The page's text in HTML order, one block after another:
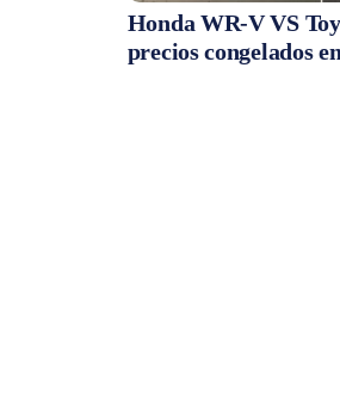
Honda WR-V VS
precios congelados